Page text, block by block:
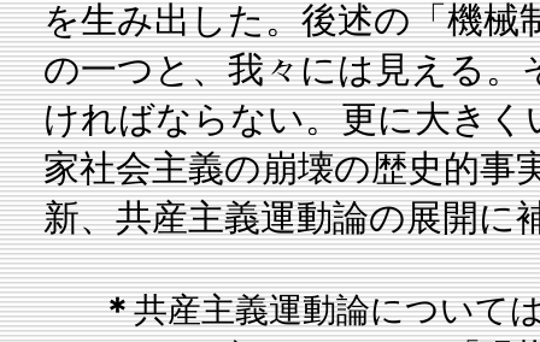
を生み出した。後述の「機械
の一つと、我々には見える。
ければならない。更に大き
家社会主義の崩壊の歴史的事
新、共産主義運動論の展開に
＊共産主義運動論について